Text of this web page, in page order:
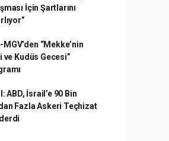
İçin Şartlarını
MGV’den “Mekke’nin
ve Kudüs Gecesi”
ABD, İsrail’e 90 Bin
Fazla Askeri Teçhizat